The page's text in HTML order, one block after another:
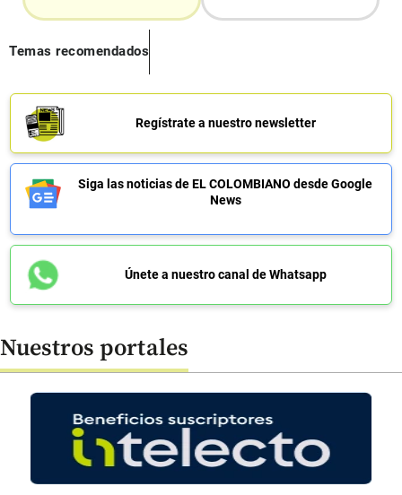
Temas recomendados
Regístrate a nuestro newsletter
Siga las noticias de EL COLOMBIANO desde Google
News
Únete a nuestro canal de Whatsapp
Nuestros portales